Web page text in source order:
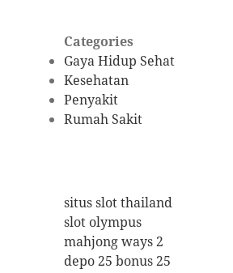
Categories
Gaya Hidup Sehat
Kesehatan
Penyakit
Rumah Sakit
situs slot thailand
slot olympus
mahjong ways 2
depo 25 bonus 25